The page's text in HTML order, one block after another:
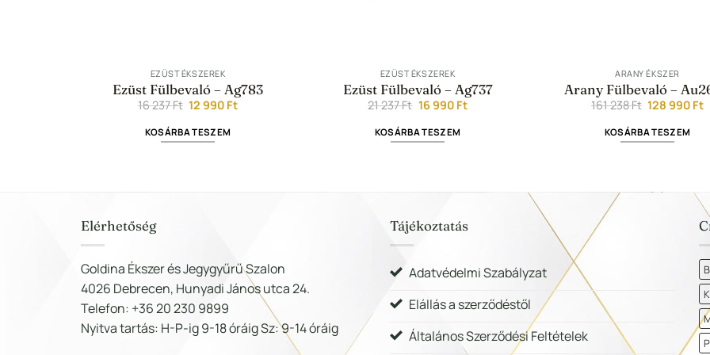
EZÜST ÉKSZEREK
Ezüst Fülbevaló – Ag783
16 237Ft Original
was:
16
12 990 FtCurrent
KOSÁRBA TESZEM
EZÜST ÉKSZEREK
Ezüst Fülbevaló – Ag737
21 237Ft Original
was:
21
16 990 FtCurrent
KOSÁRBA TESZEM
ARANY ÉKSZER
Arany Fülbevaló –
161 238Ft Original
was:
161
128 990 Ft
KOSÁRBA TESZEM
Elérhetőség
Goldina Ékszer és Jegygyűrű Szalon
4026 Debrecen, Hunyadi János utca 24.
Telefon: +36 20 230 9899
Nyitva tartás: H-P-ig 9-18 óráig Sz: 9-14 óráig
Tájékoztatás
Adatvédelmi Szabályzat
Elállás a szerződéstől
Általános Szerződési Feltételek